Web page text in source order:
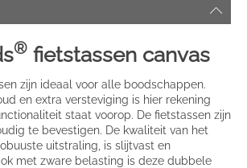
® fietstassen canvas
zijn ideaal voor alle boodschappen.
en extra versteviging is hier rekening
staat voorop. De fietstassen zijn
te bevestigen. De kwaliteit van het
uitstraling, is slijtvast en
met zware belasting is deze dubbele